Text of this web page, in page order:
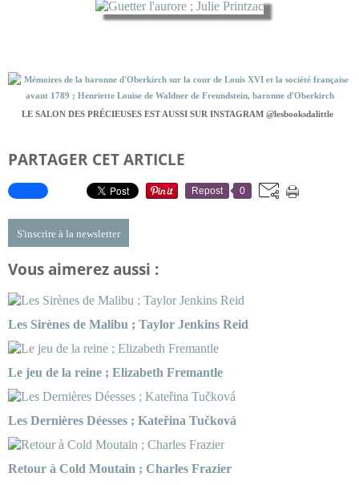
LE SALON DES PRÉCIEUSES EST AUSSI SUR INSTAGRAM @lesbooksdalittle
PARTAGER CET ARTICLE
Repost 0
S'inscrire à la newsletter
Vous aimerez aussi :
Les Sirènes de Malibu ; Taylor Jenkins Reid
Le jeu de la reine ; Elizabeth Fremantle
Les Dernières Déesses ; Kateřina Tučková
Retour à Cold Moutain ; Charles Frazier